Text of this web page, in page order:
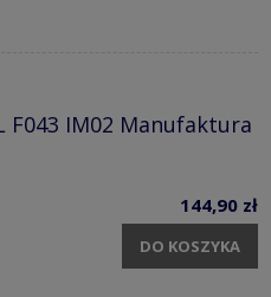
F043 IM02 Manufaktura
144,90 zł
DO KOSZYKA